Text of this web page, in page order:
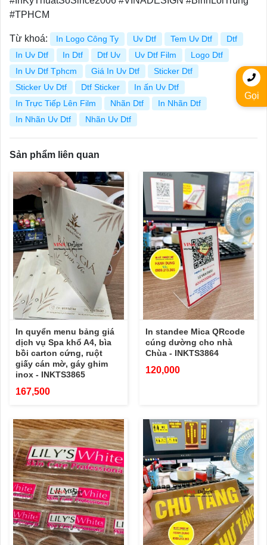
#TPHCM
Từ khoá: In Logo Công Ty Uv Dtf Tem Uv Dtf
Dtf
In Uv Dtf
In Dtf Dtf Uv Uv Dtf Film
Logo Dtf
In Uv Dtf Tphcm
Giá In Uv Dtf
Sticker Dtf
Sticker Uv Dtf
Dtf Sticker
In ấn Uv Dtf
In Trực Tiếp Lên Film
Nhãn Dtf
In Nhãn Dtf
In Nhãn Uv Dtf
Nhãn Uv Dtf
Sản phẩm liên quan
In quyển menu bảng giá
dịch vụ Spa khổ A4, bìa
bồi carton cứng, ruột
giấy cán mờ, gáy ghim
inox - INKTS3865
167,500
In standee Mica QRcode
cúng dường cho nhà
Chùa - INKTS3864
120,000
Gọi